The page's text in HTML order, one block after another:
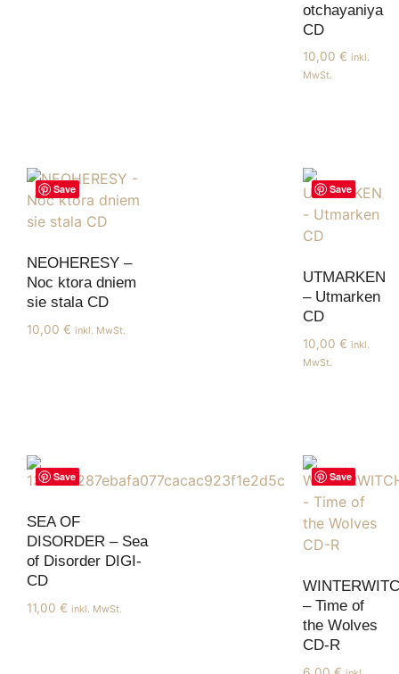
otchayaniya
CD
10,00 € inkl.
MwSt.
Save
NEOHERESY –
Noc ktora dniem
sie stala CD
10,00 € inkl. MwSt.
Save
UTMARKEN
– Utmarken
CD
10,00 € inkl.
MwSt.
Save
SEA OF
DISORDER – Sea
of Disorder DIGI-
CD
11,00 € inkl. MwSt.
Save
– Time of
the Wolves
CD-R